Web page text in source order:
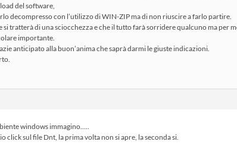
del software,
decompresso con l’utilizzo di WIN-ZIP ma di non riuscire a farlo partire.
si tratterà di una sciocchezza e che il tutto farà sorridere qualcuno ma per
importante.
anticipato alla buon’anima che saprà darmi le giuste indicazioni.
windows immagino…..
click sul file Dnt, la prima volta non si apre, la seconda si.